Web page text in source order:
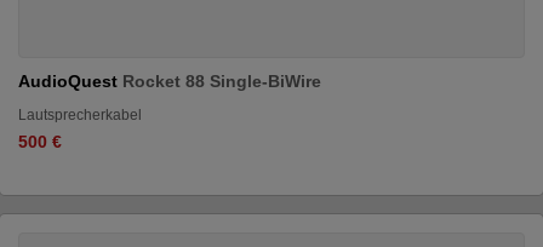
AudioQuest Rocket 88 Single-BiWire
Lautsprecherkabel
500 €